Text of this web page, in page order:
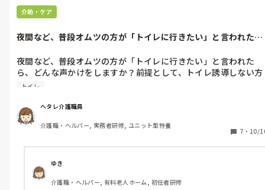
余り参考にならず申し訳ありません。
介助・ケア
夜間など、普段オムツの方が「トイレに行きたい」と言われた
夜間など、普段オムツの方が「トイレに行きたい」と言われた
ら、どんな声かけをしますか？前提として、トイレ誘導しない方
です！うちの施設では「オムツしてるから大丈夫」と言うと、虐
トイレ
ヘタレ介護職員
介護職・ヘルパー, 実務者研修, ユニット型特養
7 ・ 10/
ゆき
介護職・ヘルパー, 有料老人ホーム, 初任者研修